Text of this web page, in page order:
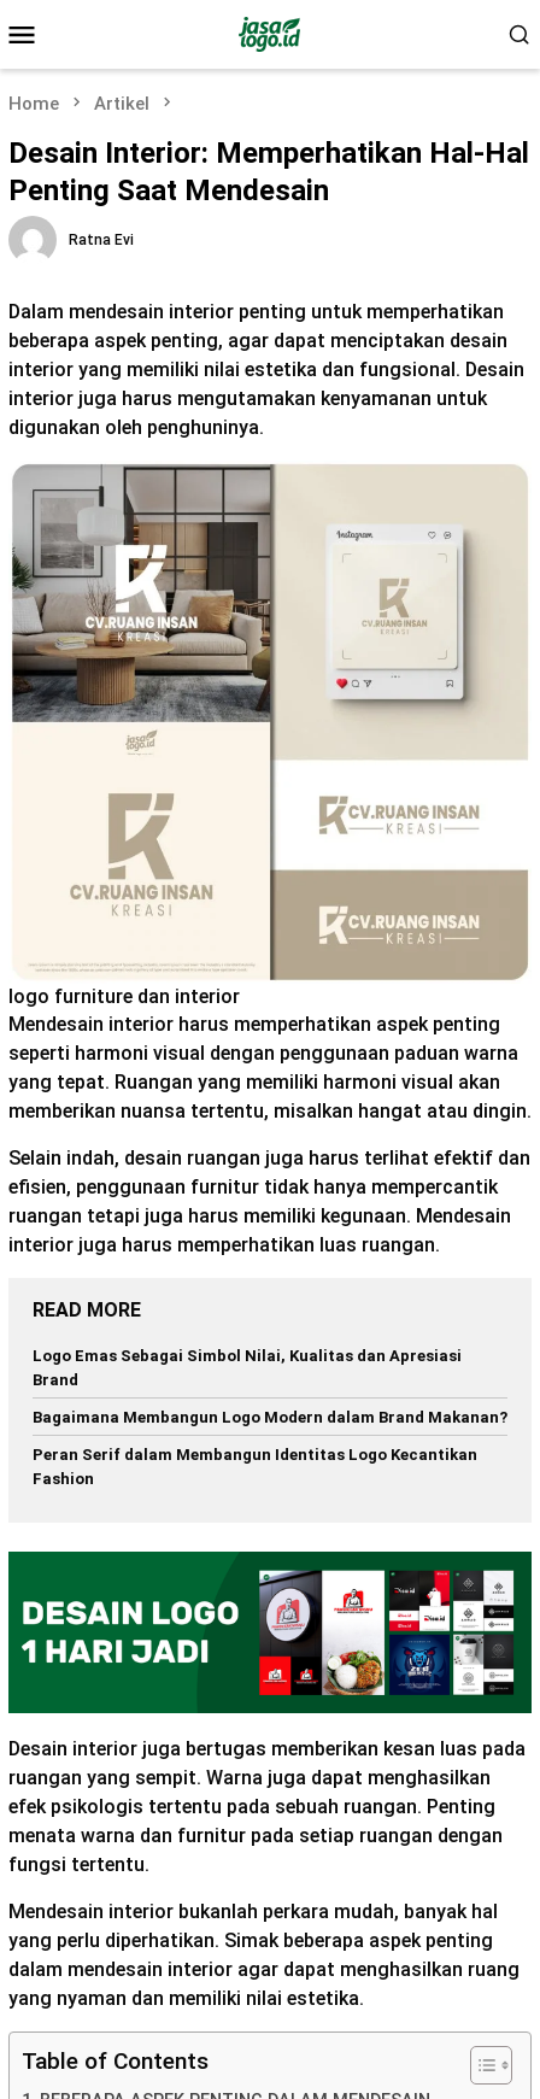
to
contentMenu
Home Artikel
Desain Interior: Memperhatikan Hal-Hal
Penting Saat Mendesain
Ratna Evi
Dalam mendesain interior penting untuk memperhatikan
beberapa aspek penting, agar dapat menciptakan desain
interior yang memiliki nilai estetika dan fungsional. Desain
interior juga harus mengutamakan kenyamanan untuk
digunakan oleh penghuninya.
logo furniture dan interior
Mendesain interior harus memperhatikan aspek penting
seperti harmoni visual dengan penggunaan paduan warna
yang tepat. Ruangan yang memiliki harmoni visual akan
memberikan nuansa tertentu, misalkan hangat atau dingin.
Selain indah, desain ruangan juga harus terlihat efektif dan
efisien, penggunaan furnitur tidak hanya mempercantik
ruangan tetapi juga harus memiliki kegunaan. Mendesain
interior juga harus memperhatikan luas ruangan.
READ MORE
Logo Emas Sebagai Simbol Nilai, Kualitas dan Apresiasi
Brand
Bagaimana Membangun Logo Modern dalam Brand Makanan?
Peran Serif dalam Membangun Identitas Logo Kecantikan
Fashion
Desain interior juga bertugas memberikan kesan luas pada
ruangan yang sempit. Warna juga dapat menghasilkan
efek psikologis tertentu pada sebuah ruangan. Penting
menata warna dan furnitur pada setiap ruangan dengan
fungsi tertentu.
Mendesain interior bukanlah perkara mudah, banyak hal
yang perlu diperhatikan. Simak beberapa aspek penting
dalam mendesain interior agar dapat menghasilkan ruang
yang nyaman dan memiliki nilai estetika.
Table of Contents